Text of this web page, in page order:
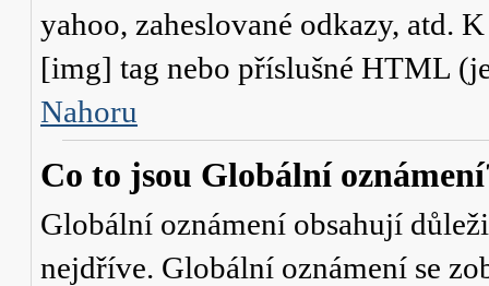
yahoo, zaheslované odkazy, atd.
[img] tag nebo příslušné HTML
Nahoru
Co to jsou Globální
Globální oznámení obsahují
nejdříve. Globální oznámení se